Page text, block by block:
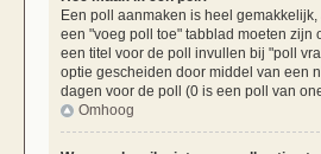
Een poll aanmaken is heel
een "voeg poll toe" tabblad moeten zijn
een titel voor de poll invullen bij "poll
optie gescheiden door middel van een
dagen voor de poll (0 is een poll van
Omhoog